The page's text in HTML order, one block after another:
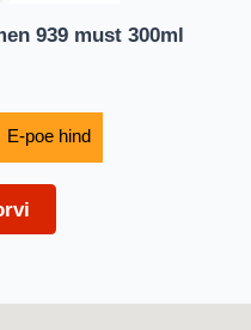
939 must 300ml